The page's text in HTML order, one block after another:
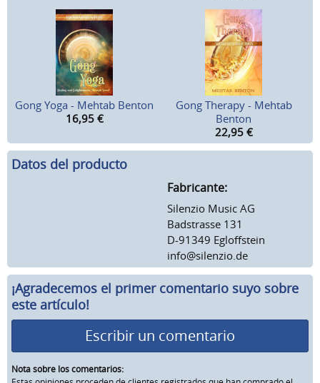
Gong Yoga - Mehtab Benton
16,95 €
Gong Therapy - Mehtab
Benton
22,95 €
Datos del producto
Fabricante:
Silenzio Music AG
Badstrasse 131
D-91349 Egloffstein
info@silenzio.de
¡Agradecemos el primer comentario suyo sobre
este artículo!
Escribir un comentario
Nota sobre los comentarios: